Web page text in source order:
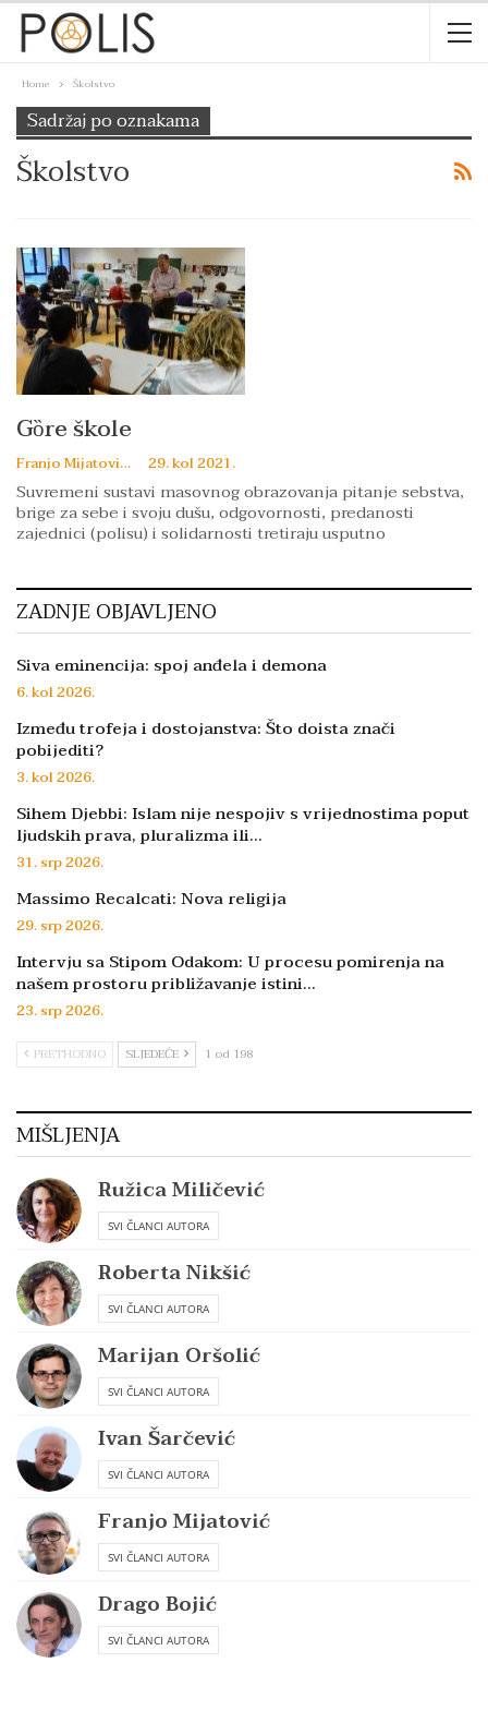
Home Školstvo
Sadržaj po oznakama
Školstvo
Gȍre škole
Franjo Mijatović 29. kol 2021.
Suvremeni sustavi masovnog obrazovanja pitanje sebstva,
brige za sebe i svoju dušu, odgovornosti, predanosti
zajednici (polisu) i solidarnosti tretiraju usputno
ZADNJE OBJAVLJENO
Siva eminencija: spoj anđela i demona
6. kol 2026.
Između trofeja i dostojanstva: Što doista znači
pobijediti?
3. kol 2026.
Sihem Djebbi: Islam nije nespojiv s vrijednostima poput
ljudskih prava, pluralizma ili…
31. srp 2026.
Massimo Recalcati: Nova religija
29. srp 2026.
Intervju sa Stipom Odakom: U procesu pomirenja na
našem prostoru približavanje istini…
23. srp 2026.
PRETHODNO SLJEDEĆE 1 od 198
MIŠLJENJA
Ružica Miličević
SVI ČLANCI AUTORA
Roberta Nikšić
SVI ČLANCI AUTORA
Marijan Oršolić
SVI ČLANCI AUTORA
Ivan Šarčević
SVI ČLANCI AUTORA
Franjo Mijatović
SVI ČLANCI AUTORA
Drago Bojić
SVI ČLANCI AUTORA